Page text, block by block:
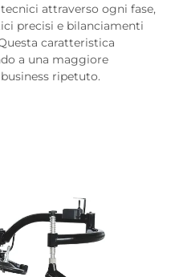
attraverso ogni fase,
precisi e bilanciamenti
caratteristica
a una maggiore
ripetuto.